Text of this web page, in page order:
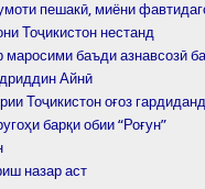
пешакӣ, миёни
Тоҷикистон нестанд
баъди азнавсозӣ
Айнӣ
Тоҷикистон оғоз гардиданд
барқи обии “Роғун”
назар аст